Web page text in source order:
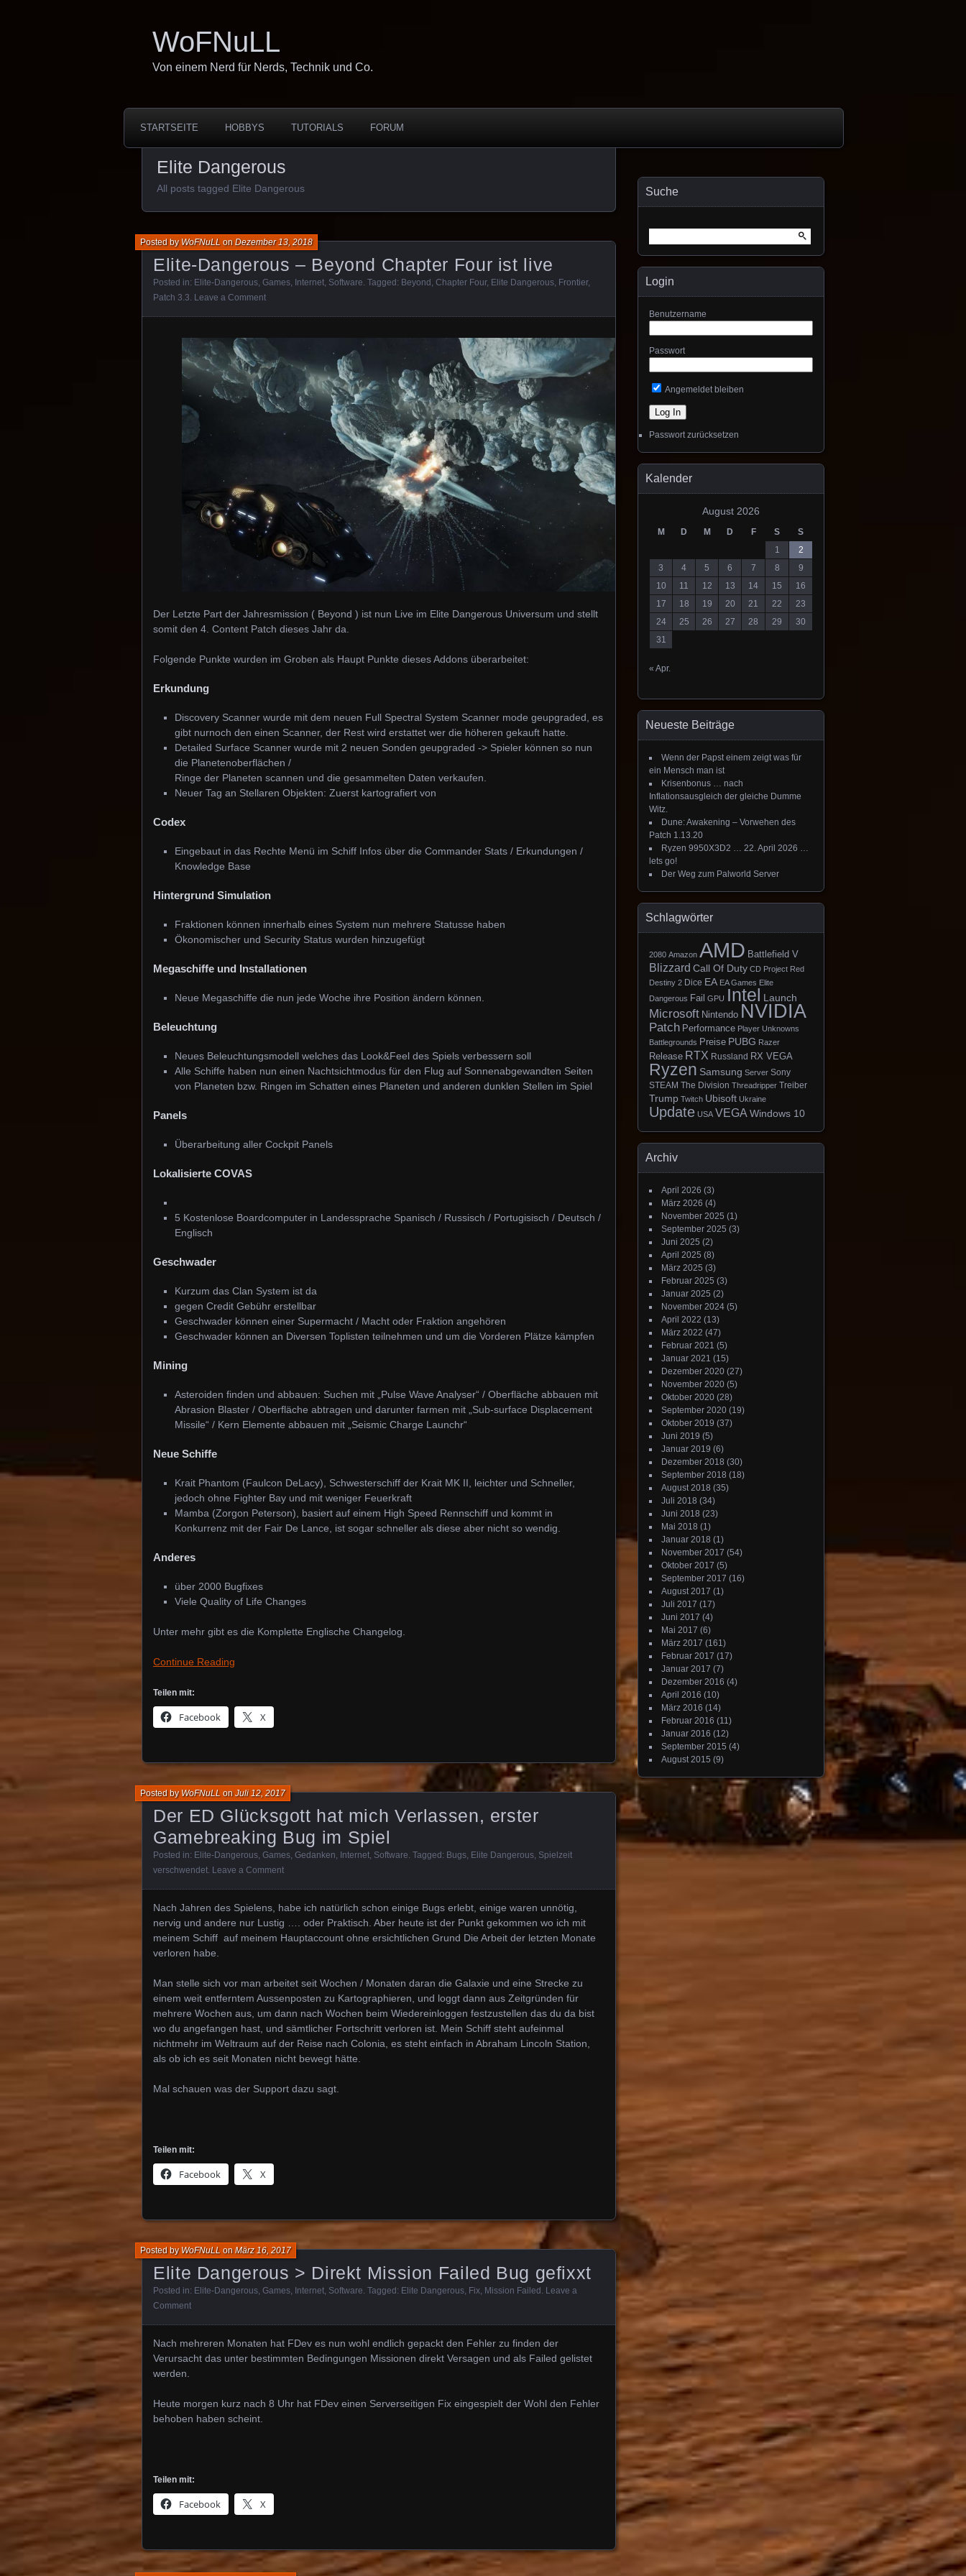
WoFNuLL
Von einem Nerd für Nerds, Technik und Co.
STARTSEITE HOBBYS TUTORIALS FORUM
Elite Dangerous
All posts tagged Elite Dangerous
Elite-Dangerous – Beyond Chapter Four ist live
Posted byWoFNuLL onDezember 13, 2018
Posted in: Elite-Dangerous Games Internet Software . Tagged: Beyond Chapter Four, Elite Dangerous Frontier,
Patch 3.3 Leave a Comment
Der Letzte Part der Jahresmission ( Beyond ) ist nun Live im Elite Dangerous Universum und stellt
somit den 4. Content Patch dieses Jahr da.
Folgende Punkte wurden im Groben als Haupt Punkte dieses Addons überarbeitet:
Erkundung
Discovery Scanner wurde mit dem neuen Full Spectral System Scanner mode geupgraded, es
gibt nurnoch den einen Scanner, der Rest wird erstattet wer die höheren gekauft hatte.
Detailed Surface Scanner wurde mit 2 neuen Sonden geupgraded -> Spieler können so nun
die Planetenoberflächen /
Ringe der Planeten scannen und die gesammelten Daten verkaufen.
Neuer Tag an Stellaren Objekten: Zuerst kartografiert von
Codex
Eingebaut in das Rechte Menü im Schiff Infos über die Commander Stats / Erkundungen /
Knowledge Base
Hintergrund Simulation
Fraktionen können innerhalb eines System nun mehrere Statusse haben
Ökonomischer und Security Status wurden hinzugefügt
Megaschiffe und Installationen
Neue Megaschiffe die nun jede Woche ihre Position ändern können.
Beleuchtung
Neues Beleuchtungsmodell welches das Look&Feel des Spiels verbessern soll
Alle Schiffe haben nun einen Nachtsichtmodus für den Flug auf Sonnenabgewandten Seiten
von Planeten bzw. Ringen im Schatten eines Planeten und anderen dunklen Stellen im Spiel
Panels
Überarbeitung aller Cockpit Panels
Lokalisierte COVAS
5 Kostenlose Boardcomputer in Landessprache Spanisch / Russisch / Portugisisch / Deutsch /
Englisch
Geschwader
Kurzum das Clan System ist da
gegen Credit Gebühr erstellbar
Geschwader können einer Supermacht / Macht oder Fraktion angehören
Geschwader können an Diversen Toplisten teilnehmen und um die Vorderen Plätze kämpfen
Mining
Asteroiden finden und abbauen: Suchen mit „Pulse Wave Analyser“ / Oberfläche abbauen mit
Abrasion Blaster / Oberfläche abtragen und darunter farmen mit „Sub-surface Displacement
Missile“ / Kern Elemente abbauen mit „Seismic Charge Launchr“
Neue Schiffe
Krait Phantom (Faulcon DeLacy), Schwesterschiff der Krait MK II, leichter und Schneller,
jedoch ohne Fighter Bay und mit weniger Feuerkraft
Mamba (Zorgon Peterson), basiert auf einem High Speed Rennschiff und kommt in
Konkurrenz mit der Fair De Lance, ist sogar schneller als diese aber nicht so wendig.
Anderes
über 2000 Bugfixes
Viele Quality of Life Changes
Unter mehr gibt es die Komplette Englische Changelog.
Continue Reading
Teilen mit:
Facebook X
Der ED Glücksgott hat mich Verlassen, erster
Gamebreaking Bug im Spiel
Posted byWoFNuLL onJuli 12, 2017
Posted in: Elite-Dangerous Games Gedanken Internet Software . Tagged: Bugs Elite Dangerous Spielzeit
verschwendet Leave a Comment
Nach Jahren des Spielens, habe ich natürlich schon einige Bugs erlebt, einige waren unnötig,
nervig und andere nur Lustig …. oder Praktisch. Aber heute ist der Punkt gekommen wo ich mit
meinem Schiff auf meinem Hauptaccount ohne ersichtlichen Grund Die Arbeit der letzten Monate
verloren habe.
Man stelle sich vor man arbeitet seit Wochen / Monaten daran die Galaxie und eine Strecke zu
einem weit entferntem Aussenposten zu Kartographieren, und loggt dann aus Zeitgründen für
mehrere Wochen aus, um dann nach Wochen beim Wiedereinloggen festzustellen das du da bist
wo du angefangen hast, und sämtlicher Fortschritt verloren ist. Mein Schiff steht aufeinmal
nichtmehr im Weltraum auf der Reise nach Colonia, es steht einfach in Abraham Lincoln Station,
als ob ich es seit Monaten nicht bewegt hätte.
Mal schauen was der Support dazu sagt.
Teilen mit:
Facebook X
Elite Dangerous > Direkt Mission Failed Bug gefixxt
Posted byWoFNuLL onMärz 16, 2017
Posted in: Elite-Dangerous Games Internet Software . Tagged: Elite Dangerous Fix Mission Failed Leave a
Comment
Nach mehreren Monaten hat FDev es nun wohl endlich gepackt den Fehler zu finden der
Verursacht das unter bestimmten Bedingungen Missionen direkt Versagen und als Failed gelistet
werden.
Heute morgen kurz nach 8 Uhr hat FDev einen Serverseitigen Fix eingespielt der Wohl den Fehler
behoben haben scheint.
Teilen mit:
Facebook X
Suche
nach:
Login
Benutzername
Passwort
Angemeldet bleiben
Passwort zurücksetzen
Kalender
August 2026
M D M D F S
S
1
2
3
4 5 6 7 8
9
10
11 12 13 14 15
16
17
18 19 20 21 22
23
24
25 26 27 28 29
30
31
« Apr.
Neueste Beiträge
Wenn der Papst einem zeigt was für
ein Mensch man ist
Krisenbonus … nach
Inflationsausgleich der gleiche Dumme
Witz.
Dune: Awakening – Vorwehen des
Patch 1.13.20
Ryzen 9950X3D2 … 22. April 2026 …
lets go!
Der Weg zum Palworld Server
Schlagwörter
2080 Amazon AMD Battlefield V
Blizzard Call Of Duty CD Project Red
Destiny 2 Dice EA EA Games Elite
Dangerous Fail GPU Intel Launch
Microsoft Nintendo NVIDIA
Patch Performance Player Unknowns
Battlegrounds Preise PUBG Razer
Release RTX Russland RX VEGA
Ryzen Samsung Server Sony
STEAM The Division Threadripper Treiber
Trump Twitch Ubisoft Ukraine
Update USA VEGA Windows 10
Archiv
April 2026 (3)
März 2026 (4)
November 2025 (1)
September 2025 (3)
Juni 2025 (2)
April 2025 (8)
März 2025 (3)
Februar 2025 (3)
Januar 2025 (2)
November 2024 (5)
April 2022 (13)
März 2022 (47)
Februar 2021 (5)
Januar 2021 (15)
Dezember 2020 (27)
November 2020 (5)
Oktober 2020 (28)
September 2020 (19)
Oktober 2019 (37)
Juni 2019 (5)
Januar 2019 (6)
Dezember 2018 (30)
September 2018 (18)
August 2018 (35)
Juli 2018 (34)
Juni 2018 (23)
Mai 2018 (1)
Januar 2018 (1)
November 2017 (54)
Oktober 2017 (5)
September 2017 (16)
August 2017 (1)
Juli 2017 (17)
Juni 2017 (4)
Mai 2017 (6)
März 2017 (161)
Februar 2017 (17)
Januar 2017 (7)
Dezember 2016 (4)
April 2016 (10)
März 2016 (14)
Februar 2016 (11)
Januar 2016 (12)
September 2015 (4)
August 2015 (9)